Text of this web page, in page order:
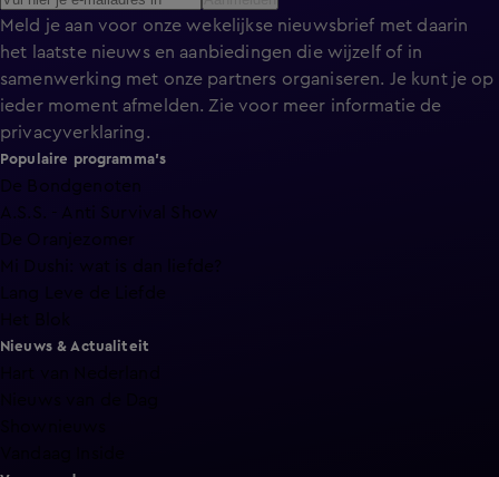
Meld je aan voor onze wekelijkse nieuwsbrief met daarin
het laatste nieuws en aanbiedingen die wijzelf of in
samenwerking met onze partners organiseren. Je kunt je op
ieder moment afmelden. Zie voor meer informatie de
privacyverklaring.
Populaire programma's
De Bondgenoten
A.S.S. - Anti Survival Show
De Oranjezomer
Mi Dushi: wat is dan liefde?
Lang Leve de Liefde
Nieuws & Actualiteit